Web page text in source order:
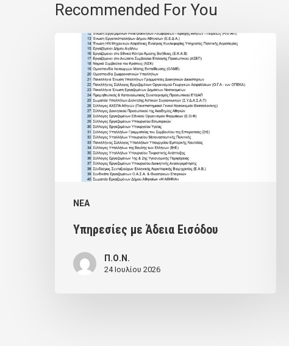
Recommended For You
NEA
Υπηρεσίες
Εισόδου
Υπηρεσίες με Άδεια Εισόδου
Π.Ο.Ν.
24 Ιουλίου 2026